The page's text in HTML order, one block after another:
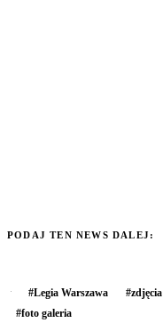
PODAJ TEN NEWS DALEJ:
#Legia Warszawa #zdjęcia
#foto galeria